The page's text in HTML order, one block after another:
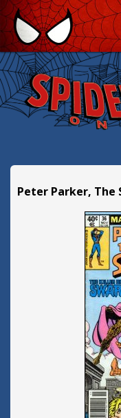
P
e
s
k
o
Peter Parker, The